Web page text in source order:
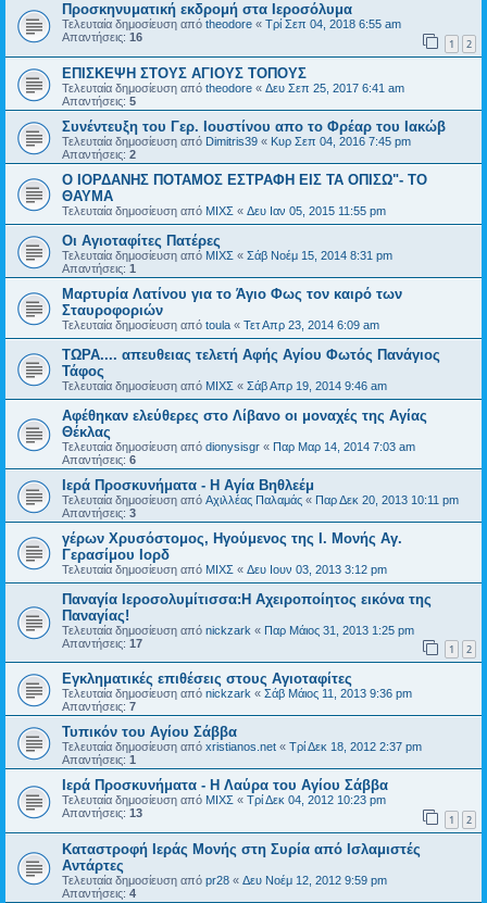
Προσκηνυματική εκδρομή στα Ιεροσόλυμα
Τελευταία δημοσίευση από theodore « Τρί Σεπ 04, 2018 6:55 am
Απαντήσεις: 16 1 2
ΕΠΙΣΚΕΨΗ ΣΤΟΥΣ ΑΓΙΟΥΣ ΤΟΠΟΥΣ
Τελευταία δημοσίευση από theodore « Δευ Σεπ 25, 2017 6:41 am
Απαντήσεις: 5
Συνέντευξη του Γερ. Ιουστίνου απο το Φρέαρ του Ιακώβ
Τελευταία δημοσίευση από Dimitris39 « Κυρ Σεπ 04, 2016 7:45 pm
Απαντήσεις: 2
Ο ΙΟΡΔΑΝΗΣ ΠΟΤΑΜΟΣ ΕΣΤΡΑΦΗ ΕΙΣ ΤΑ ΟΠΙΣΩ"- ΤΟ
ΘΑΥΜΑ
Τελευταία δημοσίευση από ΜΙΧΣ « Δευ Ιαν 05, 2015 11:55 pm
Οι Αγιοταφίτες Πατέρες
Τελευταία δημοσίευση από ΜΙΧΣ « Σάβ Νοέμ 15, 2014 8:31 pm
Απαντήσεις: 1
Μαρτυρία Λατίνου για το Άγιο Φως τον καιρό των
Σταυροφοριών
Τελευταία δημοσίευση από toula « Τετ Απρ 23, 2014 6:09 am
ΤΩΡΑ.... απευθειας τελετή Αφής Αγίου Φωτός Πανάγιος
Τάφος
Τελευταία δημοσίευση από ΜΙΧΣ « Σάβ Απρ 19, 2014 9:46 am
Αφέθηκαν ελεύθερες στο Λίβανο οι μοναχές της Αγίας
Θέκλας
Τελευταία δημοσίευση από dionysisgr « Παρ Μαρ 14, 2014 7:03 am
Απαντήσεις: 6
Ιερά Προσκυνήματα - H Αγία Βηθλεέμ
Τελευταία δημοσίευση από Αχιλλέας Παλαμάς « Παρ Δεκ 20, 2013 10:11 pm
Απαντήσεις: 3
γέρων Χρυσόστομος, Ηγούμενος της Ι. Μονής Αγ.
Γερασίμου Ιορδ
Τελευταία δημοσίευση από ΜΙΧΣ « Δευ Ιουν 03, 2013 3:12 pm
Παναγία Ιεροσολυμίτισσα:Η Αχειροποίητος εικόνα της
Παναγίας!
Τελευταία δημοσίευση από nickzark « Παρ Μάιος 31, 2013 1:25 pm
Απαντήσεις: 17 1 2
Εγκληματικές επιθέσεις στους Αγιοταφίτες
Τελευταία δημοσίευση από nickzark « Σάβ Μάιος 11, 2013 9:36 pm
Απαντήσεις: 7
Τυπικόν του Αγίου Σάββα
Τελευταία δημοσίευση από xristianos.net « Τρί Δεκ 18, 2012 2:37 pm
Απαντήσεις: 1
Ιερά Προσκυνήματα - Η Λαύρα του Αγίου Σάββα
Τελευταία δημοσίευση από ΜΙΧΣ « Τρί Δεκ 04, 2012 10:23 pm
Απαντήσεις: 13 1 2
Καταστροφή Ιεράς Μονής στη Συρία από Ισλαμιστές
Αντάρτες
Τελευταία δημοσίευση από pr28 « Δευ Νοέμ 12, 2012 9:59 pm
Απαντήσεις: 4